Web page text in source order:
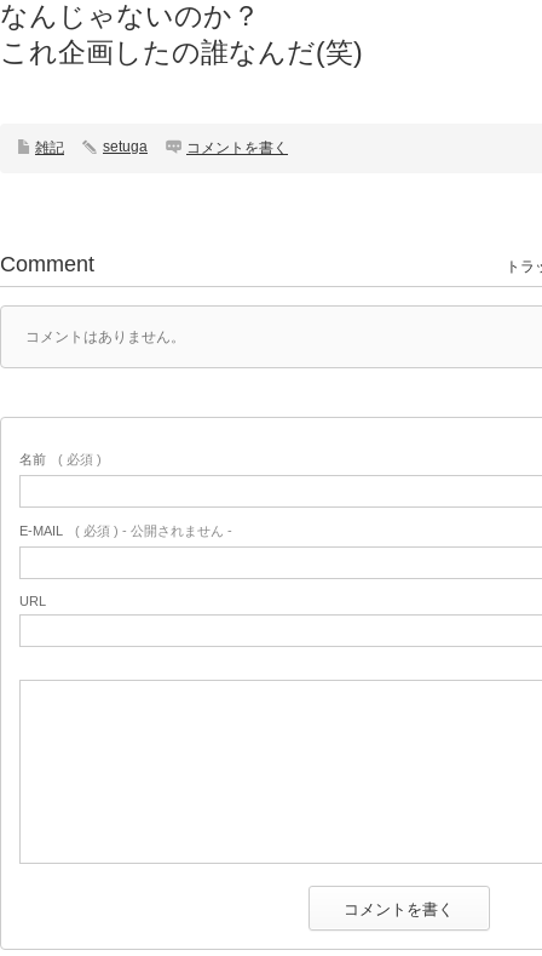
なんじゃないのか？
これ企画したの誰なんだ(笑)
雑記 setuga コメントを書く
Comment トラ
コメントはありません。
名前 ( 必須 )
E-MAIL ( 必須 ) - 公開されません -
URL